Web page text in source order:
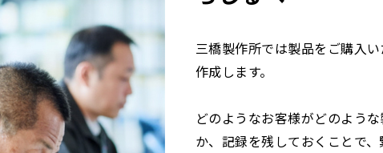
三橋製作所では製品をご購入
作成します。
どのようなお客様がどのよう
か、記録を残しておくことで